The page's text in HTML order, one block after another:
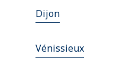
Dijon
Vénissieux